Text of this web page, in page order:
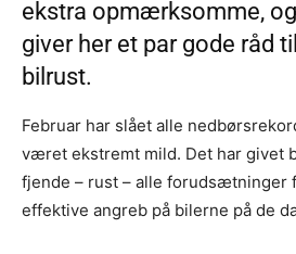
ekstra opmærksomme,
giver her et par gode råd
bilrust.
Februar har slået alle
været ekstremt mild. Det har givet
fjende – rust – alle forudsætninger
effektive angreb på bilerne på de